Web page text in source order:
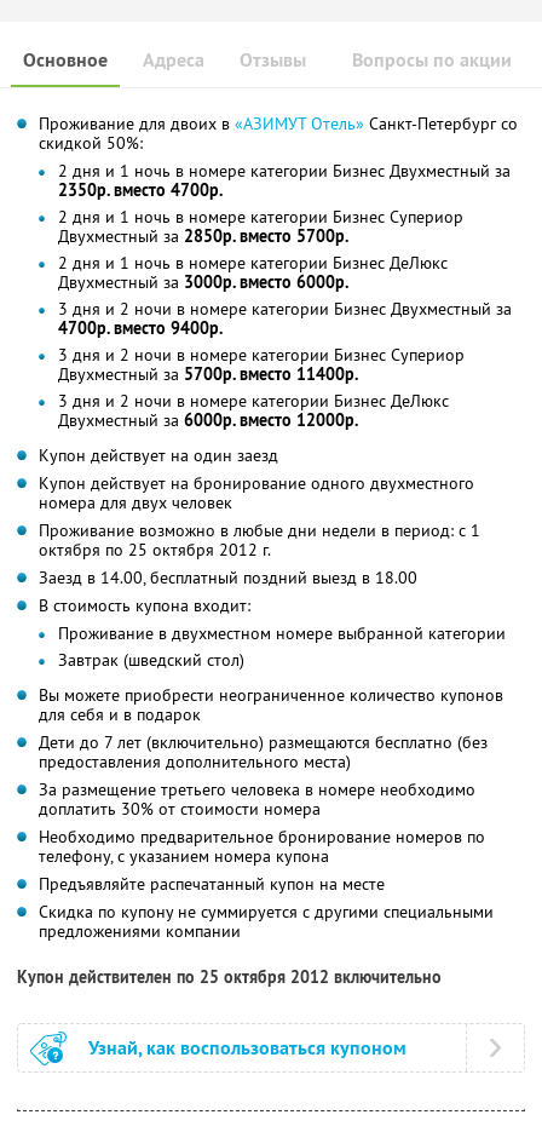
Основное Отзывы Вопросы по акции
Адреса
Проживание для двоих в «АЗИМУТ Отель» Санкт-Петербург со
скидкой 50%:
2 дня и 1 ночь в номере категории Бизнес Двухместный за
2350р. вместо 4700р.
2 дня и 1 ночь в номере категории Бизнес Супериор
Двухместный за 2850р. вместо 5700р.
2 дня и 1 ночь в номере категории Бизнес ДеЛюкс
Двухместный за 3000р. вместо 6000р.
3 дня и 2 ночи в номере категории Бизнес Двухместный за
4700р. вместо 9400р.
3 дня и 2 ночи в номере категории Бизнес Супериор
Двухместный за 5700р. вместо 11400р.
3 дня и 2 ночи в номере категории Бизнес ДеЛюкс
Двухместный за 6000р. вместо 12000р.
Купон действует на один заезд
Купон действует на бронирование одного двухместного
номера для двух человек
Проживание возможно в любые дни недели в период: с 1
октября по 25 октября 2012 г.
Заезд в 14.00, бесплатный поздний выезд в 18.00
В стоимость купона входит:
Проживание в двухместном номере выбранной категории
Завтрак (шведский стол)
Вы можете приобрести неограниченное количество купонов
для себя и в подарок
Дети до 7 лет (включительно) размещаются бесплатно (без
предоставления дополнительного места)
За размещение третьего человека в номере необходимо
доплатить 30% от стоимости номера
Необходимо предварительное бронирование номеров по
телефону, с указанием номера купона
Предъявляйте распечатанный купон на месте
Скидка по купону не суммируется с другими специальными
предложениями компании
Купон действителен по 25 октября 2012 включительно
Узнай, как воспользоваться купоном